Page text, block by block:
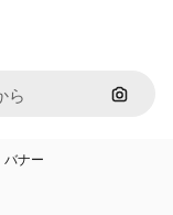
画像で
ナー